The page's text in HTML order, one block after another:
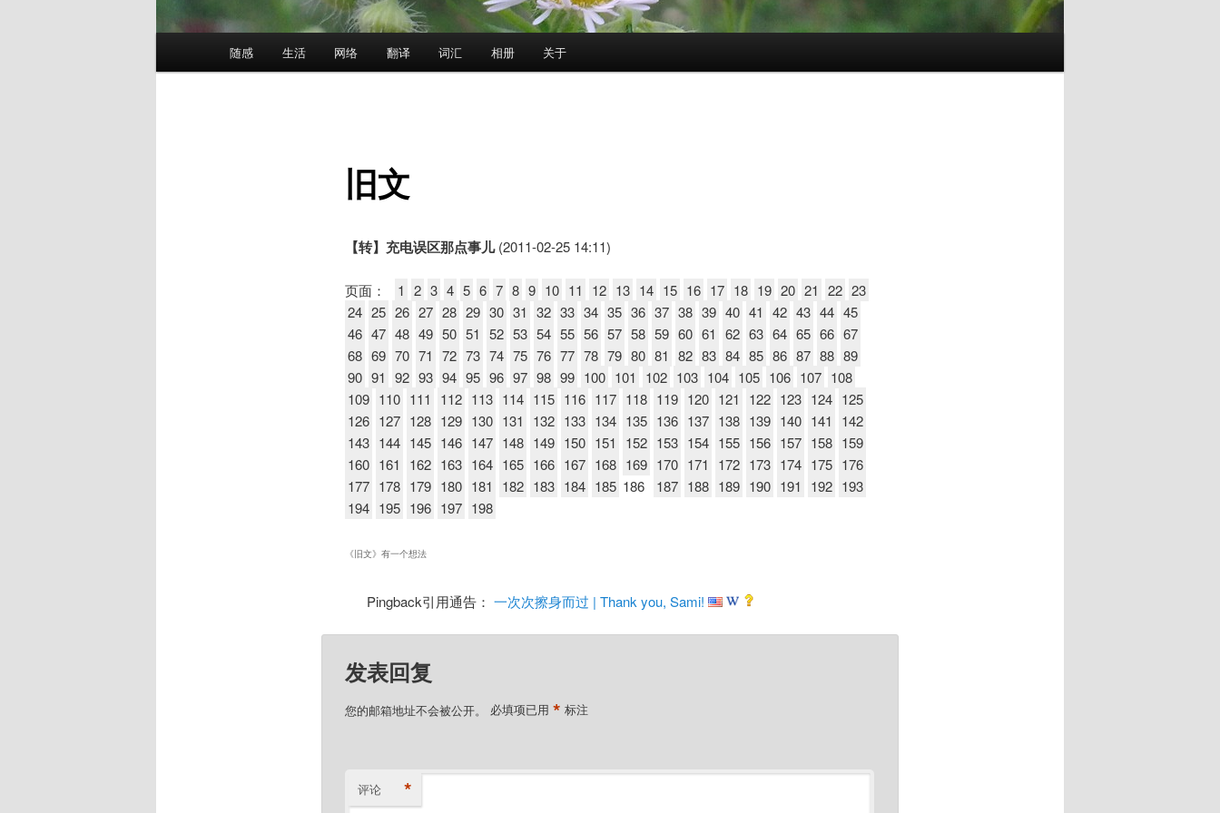
随感 生活 网络 翻译 词汇 相册 关于
旧文
【转】充电误区那点事儿(2011-02-25 14:11)
页面： 1 2 3 4 5 6 7 8 9 10 11 12 13 14 15 16 17 18 19 20 21 22 23
24 25 26 27 28 29 30 31 32 33 34 35 36 37 38 39 40 41 42 43 44 45
46 47 48 49 50 51 52 53 54 55 56 57 58 59 60 61 62 63 64 65 66 67
68 69 70 71 72 73 74 75 76 77 78 79 80 81 82 83 84 85 86 87 88 89
90 91 92 93 94 95 96 97 98 99 100 101 102 103 104 105 106 107 108
109 110 111 112 113 114 115 116 117 118 119 120 121 122 123 124 125
126 127 128 129 130 131 132 133 134 135 136 137 138 139 140 141
142
143 144 145 146 147 148 149 150 151 152 153 154 155 156 157 158 159
160 161 162 163 164 165 166 167 168 169 170 171 172 173 174 175 176
177 178 179 180 181 182 183 184 185 186 187 188 189 190 191 192 193
194 195 196 197 198
《旧文》有一个想法
Pingback引用通告：一次次擦身而过 | Thank you, Sami!
发表回复
您的邮箱地址不会被公开。 必填项已用 * 标注
评论 *